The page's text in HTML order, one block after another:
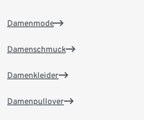
Damenmode
Damenschmuck
Damenkleider
Damenpullover